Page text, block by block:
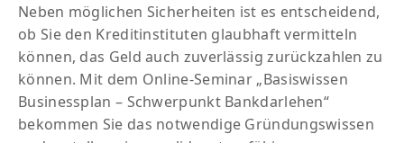
Neben möglichen Sicherheiten ist es entscheidend,
ob Sie den Kreditinstituten glaubhaft vermitteln
können, das Geld auch zuverlässig zurückzahlen zu
können. Mit dem Online-Seminar „Basiswissen
Businessplan – Schwerpunkt Bankdarlehen“
bekommen Sie das notwendige Gründungswissen